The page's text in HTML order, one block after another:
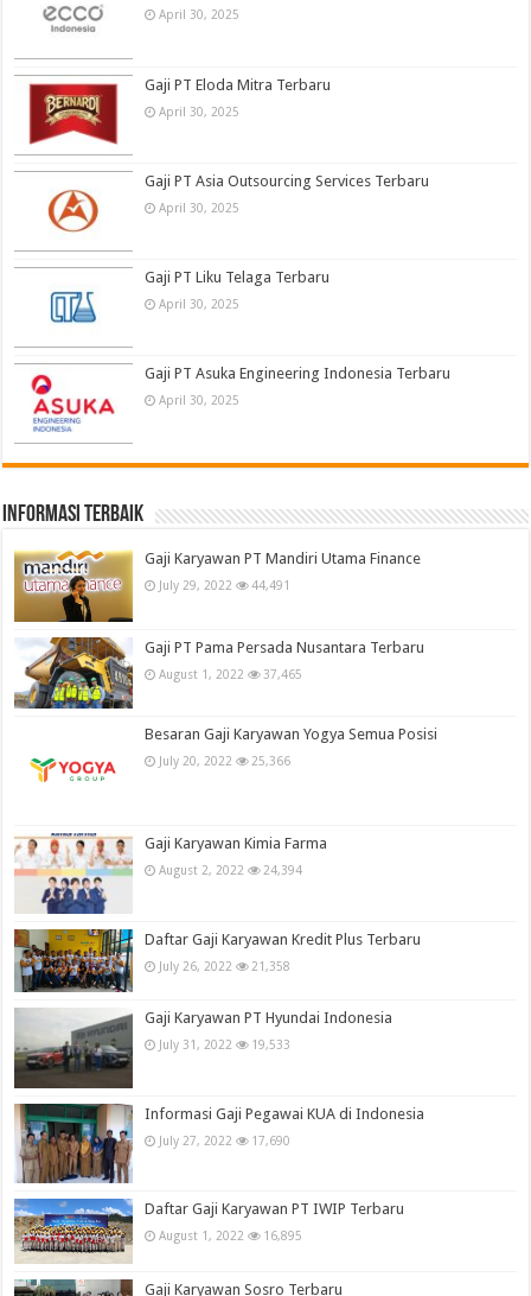
April 30, 2025
Gaji PT Eloda Mitra Terbaru
April 30, 2025
Gaji PT Asia Outsourcing Services Terbaru
April 30, 2025
Gaji PT Liku Telaga Terbaru
April 30, 2025
Gaji PT Asuka Engineering Indonesia Terbaru
April 30, 2025
informasi terbaik
Gaji Karyawan PT Mandiri Utama Finance
July 29, 2022 44,491
Gaji PT Pama Persada Nusantara Terbaru
August 1, 2022 37,465
Besaran Gaji Karyawan Yogya Semua Posisi
July 20, 2022 25,366
Gaji Karyawan Kimia Farma
August 2, 2022 24,394
Daftar Gaji Karyawan Kredit Plus Terbaru
July 26, 2022 21,358
Gaji Karyawan PT Hyundai Indonesia
July 31, 2022 19,533
Informasi Gaji Pegawai KUA di Indonesia
July 27, 2022 17,690
Daftar Gaji Karyawan PT IWIP Terbaru
August 1, 2022 16,895
Gaji Karyawan Sosro Terbaru